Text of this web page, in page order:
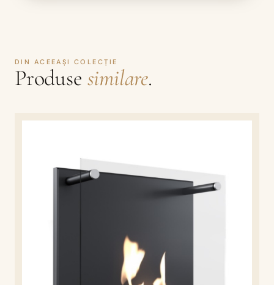
DIN ACEEAȘI COLECȚIE
Produse similare.